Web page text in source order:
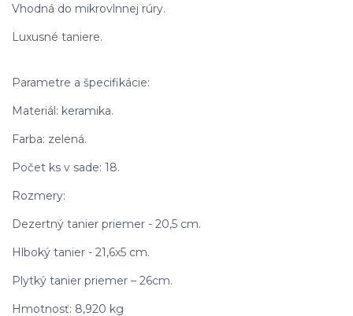
Vhodná do mikrovlnnej rúry.
Luxusné taniere.
Parametre a špecifikácie:
Materiál: keramika.
Farba: zelená.
Počet ks v sade: 18.
Rozmery:
Dezertný tanier priemer - 20,5 cm.
Hlboký tanier - 21,6x5 cm.
Plytký tanier priemer – 26cm.
Hmotnosť: 8,920 kg